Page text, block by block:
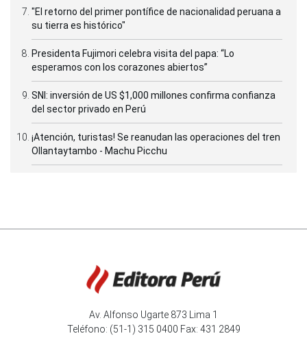
"El retorno del primer pontífice de nacionalidad peruana a
su tierra es histórico"
Presidenta Fujimori celebra visita del papa: “Lo
esperamos con los corazones abiertos”
SNI: inversión de US $1,000 millones confirma confianza
del sector privado en Perú
¡Atención, turistas! Se reanudan las operaciones del tren
Ollantaytambo - Machu Picchu
Av. Alfonso Ugarte 873 Lima 1
Teléfono: (51-1) 315 0400 Fax: 431 2849